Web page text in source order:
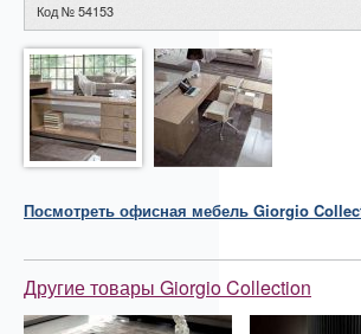
Код № 54153
Посмотреть офисная мебель Giorgio
Другие товары Giorgio Collection